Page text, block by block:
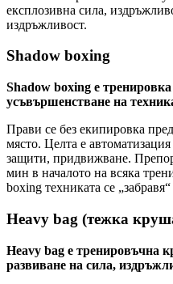
експлозивна сила,
издръжливост.
Shadow boxing
Shadow boxing е
усъвършенстване на
Прави се без екипировка
място. Целта е
защити, придвижване.
мин в началото на всяка
boxing техниката се
Heavy bag (тежка
Heavy bag е тренировъчна
развиване на сила,